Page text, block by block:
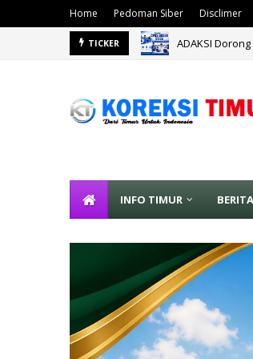
Home Pedoman Siber Disclimer
TICKER ADAKSI
INFO TIMUR